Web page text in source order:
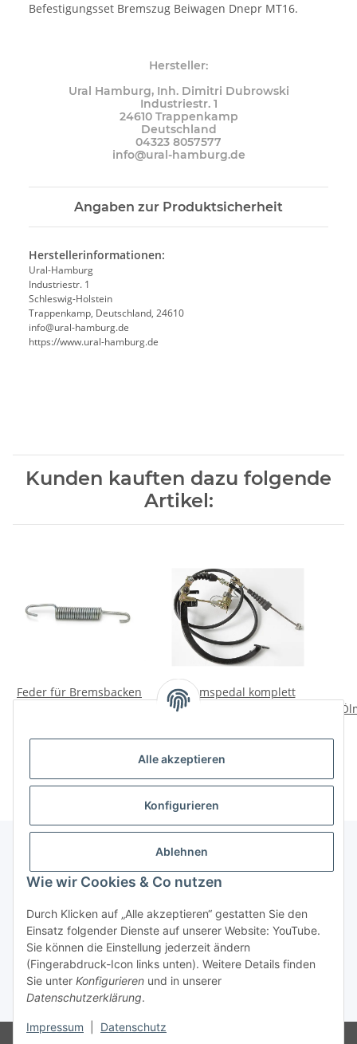
Alle akzeptieren
Konfigurieren
Ablehnen
Wie wir Cookies & Co nutzen
Durch Klicken auf „Alle akzeptieren“ gestatten Sie den
Einsatz folgender Dienste auf unserer Website: YouTube.
Sie können die Einstellung jederzeit ändern
(Fingerabdruck-Icon links unten). Weitere Details finden
Sie unter Konfigurieren und in unserer
Datenschutzerklärung.
Impressum Datenschutz
Befestigungsset Bremszug Beiwagen Dnepr MT16.
Hersteller:
Ural Hamburg, Inh. Dimitri Dubrowski
Industriestr. 1
24610 Trappenkamp
Deutschland
04323 8057577
info@ural-hamburg.de
Angaben zur Produktsicherheit
Herstellerinformationen:
Ural-Hamburg
Industriestr. 1
Schleswig-Holstein
Trappenkamp, Deutschland, 24610
info@ural-hamburg.de
https://www.ural-hamburg.de
Kunden kauften dazu folgende
Artikel:
Feder für Bremsbacken
Bremspedal komplett
Informationen
Gesetzliche Informationen
Widerrufsbutton
* Alle Preise inkl. gesetzlicher USt., zzgl.